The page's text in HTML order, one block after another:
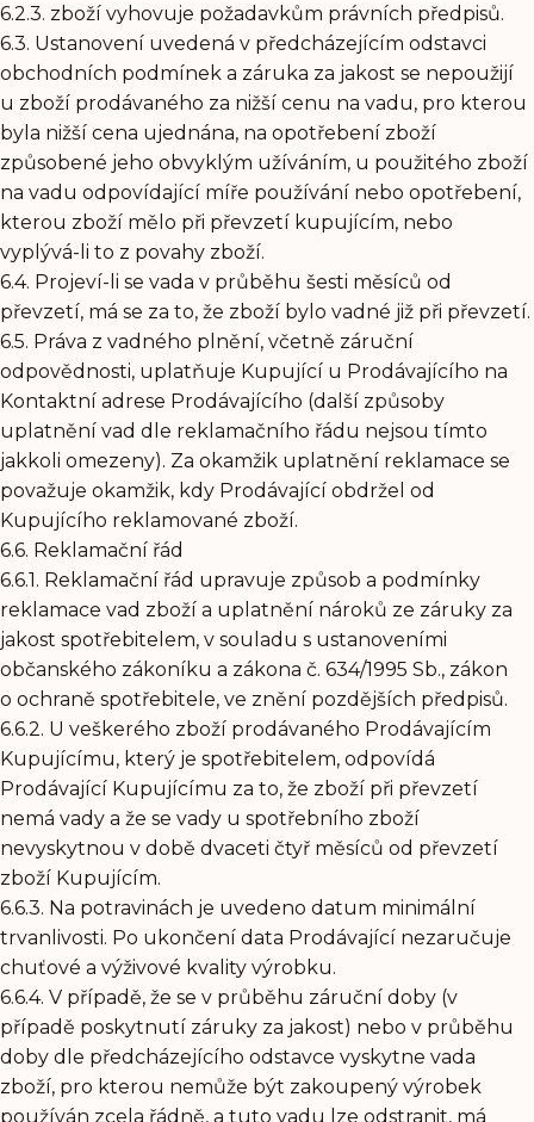
6.2.3. zboží vyhovuje požadavkům právních předpisů.
6.3. Ustanovení uvedená v předcházejícím odstavci
obchodních podmínek a záruka za jakost se nepoužijí
u zboží prodávaného za nižší cenu na vadu, pro kterou
byla nižší cena ujednána, na opotřebení zboží
způsobené jeho obvyklým užíváním, u použitého zboží
na vadu odpovídající míře používání nebo opotřebení,
kterou zboží mělo při převzetí kupujícím, nebo
vyplývá-li to z povahy zboží.
6.4. Projeví-li se vada v průběhu šesti měsíců od
převzetí, má se za to, že zboží bylo vadné již při převzetí.
6.5. Práva z vadného plnění, včetně záruční
odpovědnosti, uplatňuje Kupující u Prodávajícího na
Kontaktní adrese Prodávajícího (další způsoby
uplatnění vad dle reklamačního řádu nejsou tímto
jakkoli omezeny). Za okamžik uplatnění reklamace se
považuje okamžik, kdy Prodávající obdržel od
Kupujícího reklamované zboží.
6.6. Reklamační řád
6.6.1. Reklamační řád upravuje způsob a podmínky
reklamace vad zboží a uplatnění nároků ze záruky za
jakost spotřebitelem, v souladu s ustanoveními
občanského zákoníku a zákona č. 634/1995 Sb., zákon
o ochraně spotřebitele, ve znění pozdějších předpisů.
6.6.2. U veškerého zboží prodávaného Prodávajícím
Kupujícímu, který je spotřebitelem, odpovídá
Prodávající Kupujícímu za to, že zboží při převzetí
nemá vady a že se vady u spotřebního zboží
nevyskytnou v době dvaceti čtyř měsíců od převzetí
zboží Kupujícím.
6.6.3. Na potravinách je uvedeno datum minimální
trvanlivosti. Po ukončení data Prodávající nezaručuje
chuťové a výživové kvality výrobku.
6.6.4. V případě, že se v průběhu záruční doby (v
případě poskytnutí záruky za jakost) nebo v průběhu
doby dle předcházejícího odstavce vyskytne vada
zboží, pro kterou nemůže být zakoupený výrobek
používán zcela řádně, a tuto vadu lze odstranit, má